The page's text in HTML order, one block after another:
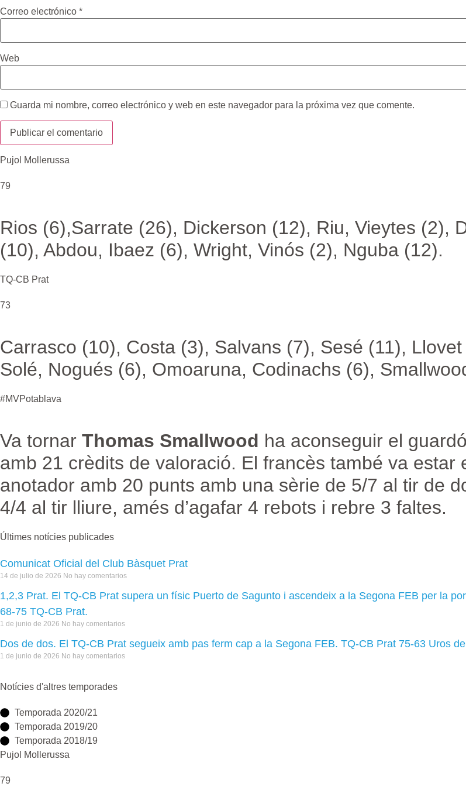
Correo electrónico *
Web
Guarda mi nombre, correo electrónico y web en este navegador para la próxima vez que comente.
Pujol Mollerussa
79
Rios (6),Sarrate (26), Dickerson (12), Riu, Vieytes (2),
(10), Abdou, Ibaez (6), Wright, Vinós (2), Nguba (12).
TQ-CB Prat
73
Carrasco (10), Costa (3), Salvans (7), Sesé (11),
Solé, Nogués (6), Omoaruna, Codinachs (6),
#MVPotablava
Va tornar Thomas Smallwood ha aconseguir el
amb 21 crèdits de valoració. El francès també va estar
anotador amb 20 punts amb una sèrie de 5/7 al tir de
4/4 al tir lliure, amés d’agafar 4 rebots i rebre 3 faltes.
Últimes notícies publicades
Comunicat Oficial del Club Bàsquet Prat
14 de julio de 2026 No hay comentarios
1,2,3 Prat. El TQ-CB Prat supera un físic Puerto de Sagunto i ascendeix a la Segona FEB per la
68-75 TQ-CB Prat.
1 de junio de 2026 No hay comentarios
Dos de dos. El TQ-CB Prat segueix amb pas ferm cap a la Segona FEB. TQ-CB Prat 75-63 Uros
1 de junio de 2026 No hay comentarios
Notícies d'altres temporades
Temporada 2020/21
Temporada 2019/20
Temporada 2018/19
Pujol Mollerussa
79